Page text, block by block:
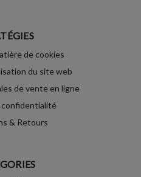
de cookies
du site web
de vente en ligne
& Retours